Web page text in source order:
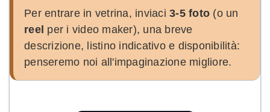
Per entrare in vetrina, inviaci 3-5 foto (o un
reel per i video maker), una breve
descrizione, listino indicativo e disponibilità:
penseremo noi all'impaginazione migliore.